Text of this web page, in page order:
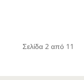
Σελίδα 2 από 11